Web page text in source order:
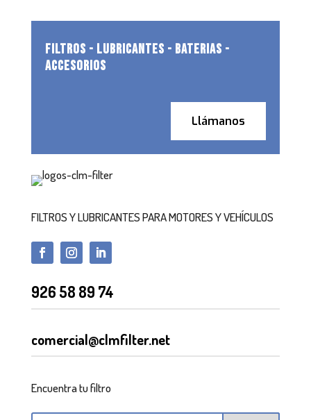
FILTROS - LUBRICANTES - BATERIAS -
ACCESORIOS
Llámanos
FILTROS Y LUBRICANTES PARA MOTORES Y VEHÍCULOS
926 58 89 74
comercial@clmfilter.net
Encuentra tu filtro